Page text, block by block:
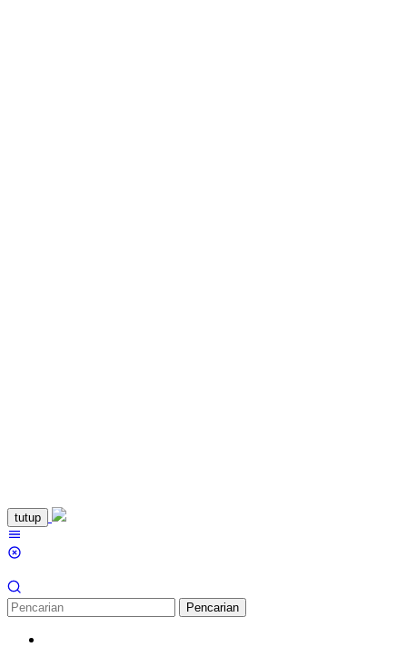
Loncat
ke
konten
tutup
Pencarian